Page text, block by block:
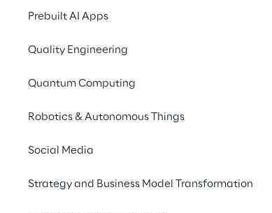
Prebuilt AI Apps
Quality Engineering
Quantum Computing
Robotics & Autonomous Things
Social Media
Strategy and Business Model Transformation
Mit der